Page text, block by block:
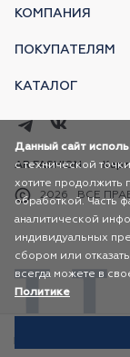
КОМПАНИЯ
ПОКУПАТЕЛЯМ
КАТАЛОГ
2026 ВСЕ
AR FASHION
Данный сайт
с технической
хотите продолжить
обработкой. Часть
аналитической
индивидуальных
сбором или
всегда можете в
Политике